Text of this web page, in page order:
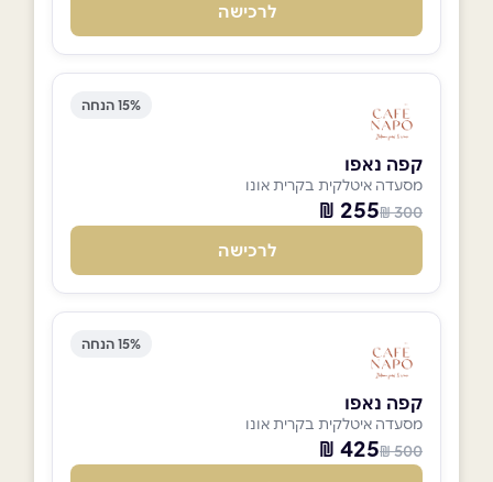
לרכישה
15% הנחה
קפה נאפו
מסעדה איטלקית בקרית אונו
300 ₪
255 ₪
לרכישה
15% הנחה
קפה נאפו
מסעדה איטלקית בקרית אונו
500 ₪
425 ₪